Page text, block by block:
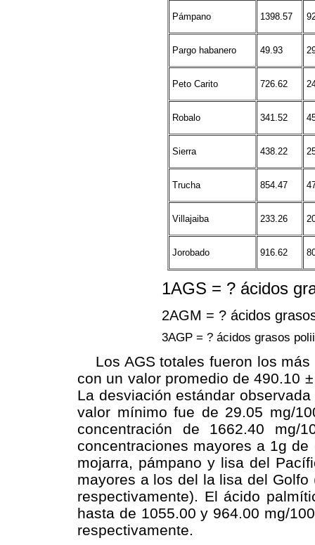
Pámpano 1398.57
Pargo habanero 49.93
Peto Carito 726.62
Robalo 341.52
Sierra 438.22
Trucha 854.47
Villajaiba 233.26
Jorobado 916.62
1AGS = ? ácidos
2AGM = ? ácidos
3AGP = ? ácidos grasos
Los AGS totales fueron los más
con un valor promedio de 490.10
La desviación estándar
valor mínimo fue de 29.05 mg/
concentración de 1662.40 mg/
concentraciones mayores a 1g
mojarra, pámpano y lisa del
mayores a los del la lisa del
respectivamente). El ácido
hasta de 1055.00 y 964.00 mg/
respectivamente.